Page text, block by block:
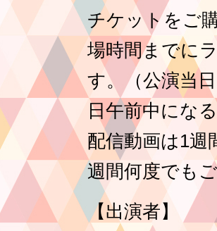
チケットをご
場時間までに
す。（公演当
日午前中にな
配信動画は1週
週間何度でも
【出演者】